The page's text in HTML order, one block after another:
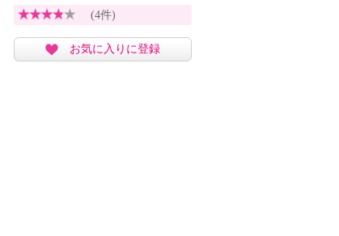
(4件)
お気に入りに登録